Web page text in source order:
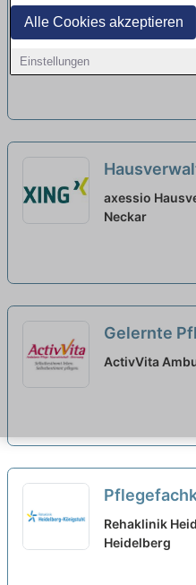
Alle Cookies akzeptieren
Einstellungen
(m/w/d) in
Max-Planck-
öffentliches
Teilzeit/
axessio
Neckar
Gelernte
in Teilzeit
ActivVita
- Werden
neu
Rehaklinik
Heidelberg